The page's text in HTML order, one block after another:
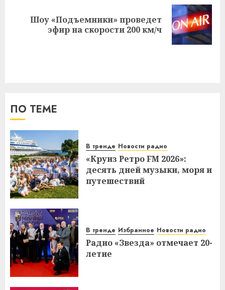
Следующая
Шоу «Подъемники» проведет
эфир на скорости 200 км/ч
ПО ТЕМЕ
В тренде Новости радио
«Круиз Ретро FM 2026»:
десять дней музыки, моря и
путешествий
В тренде Избранное Новости радио
Радио «Звезда» отмечает 20-
летие